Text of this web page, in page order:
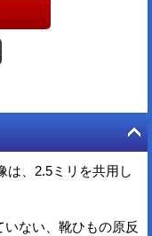
は、2.5ミリを共用し
ない、靴ひもの原反